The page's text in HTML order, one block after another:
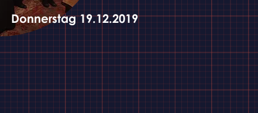
Donnerstag 19.12.2019